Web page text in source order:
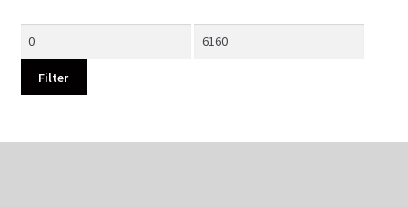
Filter